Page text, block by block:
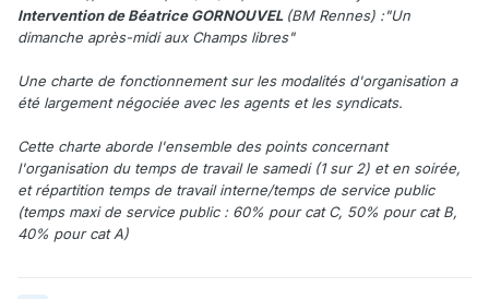
Intervention de Béatrice GORNOUVEL (BM Rennes) :"Un
dimanche après-midi aux Champs libres"
Une charte de fonctionnement sur les modalités d'organisation a
été largement négociée avec les agents et les syndicats.
Cette charte aborde l'ensemble des points concernant
l'organisation du temps de travail le samedi (1 sur 2) et en soirée,
et répartition temps de travail interne/temps de service public
(temps maxi de service public : 60% pour cat C, 50% pour cat B,
40% pour cat A)